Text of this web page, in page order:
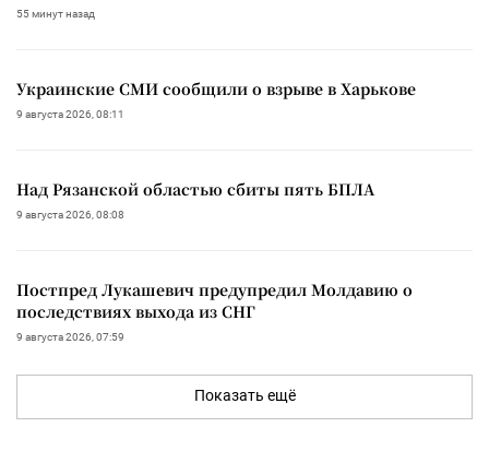
55 минут назад
Украинские СМИ сообщили о взрыве в Харькове
9 августа 2026, 08:11
Над Рязанской областью сбиты пять БПЛА
9 августа 2026, 08:08
Постпред Лукашевич предупредил Молдавию о
последствиях выхода из СНГ
9 августа 2026, 07:59
Показать ещё